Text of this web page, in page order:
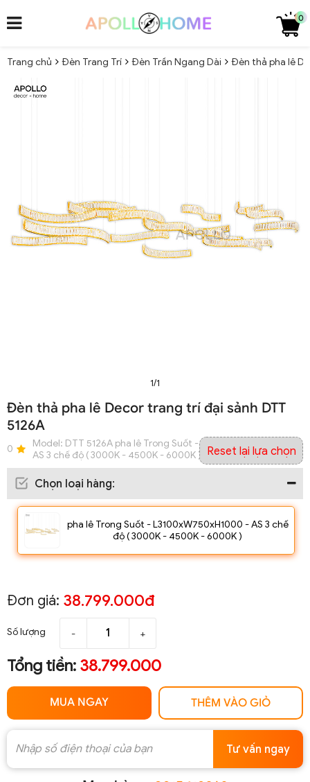
0
Trang chủ Đèn Trang Trí Đèn Trần Ngang Dài Đèn thả pha lê
1/1
Đèn thả pha lê Decor trang trí đại sảnh DTT
5126A
0 Model: DTT 5126A pha lê Trong Suốt - L3100xW750xH1000 -
AS 3 chế độ ( 3000K - 4500K - 6000K )
Chọn loại hàng:
pha lê Trong Suốt - L3100xW750xH1000 - AS 3 chế
độ ( 3000K - 4500K - 6000K )
Reset lại lựa chọn
Đơn giá: 38.799.000đ
Số lượng - +
Tổng tiền: 38.799.000
MUA NGAY THÊM VÀO GIỎ
Tư vấn ngay